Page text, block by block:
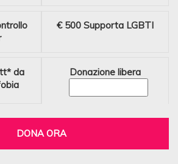
€ 500 Supporta LGBTI
da
Donazione libera
DONA ORA